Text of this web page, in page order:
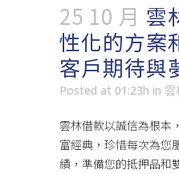
25 10 月 雲
性化的方案
客戶期待與
Posted at 01:23h in 雲
雲林借款以誠信為根本
富經典，珍惜每次為您
績，準備您的抵押品和